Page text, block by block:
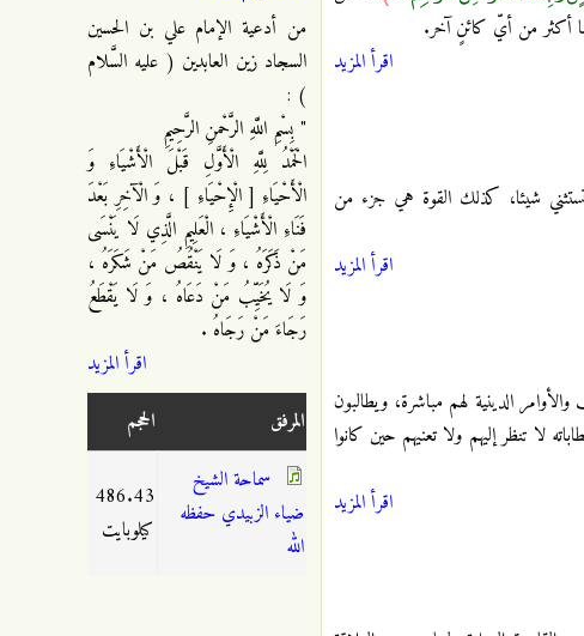
أكثر من أيّ كائنٍ آخر.
اقرأ المزيد
تستثني شيئا، كذلك القوة هي جزء من
اقرأ المزيد
والأوامر الدينية لهم مباشرة، ويطالبون
لا تنظر إليهم ولا تعنيهم حين كانوا
اقرأ المزيد
من أدعية الإمام علي بن الحسين
السجاد زين العابدين ( عليه السَّلام
) :
" بِسْمِ اللَّهِ الرَّحْمنِ الرَّحِيمِ
الْحَمْدُ لِلَّهِ الْأَوَّلِ قَبْلَ الْأَشْيَاءِ وَ
الْأَحْيَاءِ [ الْإِحْيَاءِ ] ، وَ الْآخِرِ بَعْدَ
فَنَاءِ الْأَشْيَاءِ ، الْعَلِيمِ الَّذِي لَا يَنْسَى
مَنْ ذَكَرَهُ ، وَ لَا يَنْقُصُ مَنْ شَكَرَهُ ،
وَ لَا يُخَيِّبُ مَنْ دَعَاهُ ، وَ لَا يَقْطَعُ
رَجَاءَ مَنْ رَجَاهُ .
اقرأ المزيد
المرفق
الحجم
سماحة الشيخ
ضياء الزبيدي حفظه
الله
486.43
كيلوبايت